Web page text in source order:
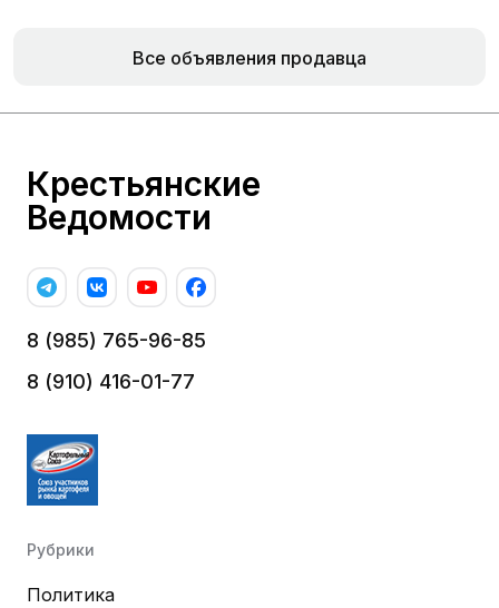
Все объявления продавца
Крестьянские
Ведомости
8 (985) 765-96-85
8 (910) 416-01-77
Рубрики
Политика